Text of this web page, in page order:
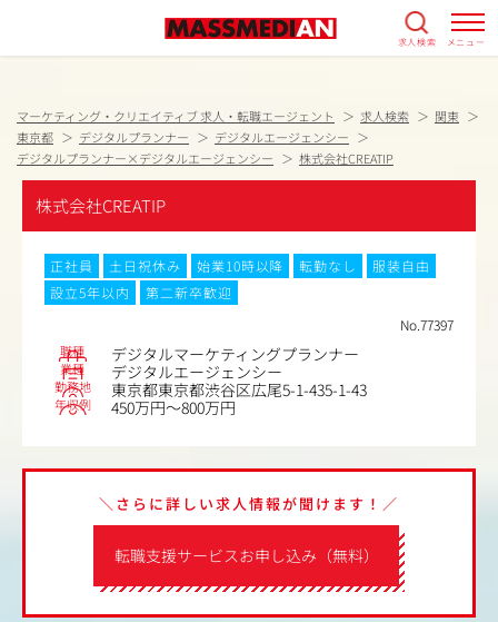
求人検索 メニュー
マーケティング・クリエイティブ 求人・転職エージェント 求人検索
関東
東京都
デジタルプランナー
デジタルエージェンシー
デジタルプランナー×デジタルエージェンシー
株式会社CREATIP
株式会社CREATIP
正社員 土日祝休み 始業10時以降 転勤なし
服装自由
設立5年以内
第二新卒歓迎
No.77397
職種 デジタルマーケティングプランナー
業種 デジタルエージェンシー
勤務地 東京都東京都渋谷区広尾5-1-435-1-43
年収例 450万円～800万円
転職支援サービスお申し込み（無料）
＼さらに詳しい求人情報が聞けます！／